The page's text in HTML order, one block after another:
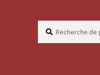
pour :